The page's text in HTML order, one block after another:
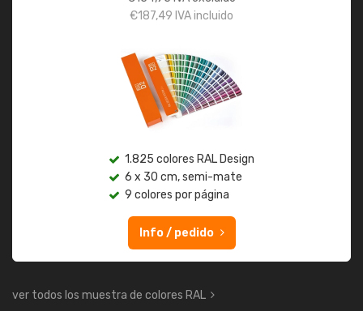
€187,49 IVA incluido
1.825 colores RAL Design
6 x 30 cm, semi-mate
9 colores por página
Info / pedido
ver todos los muestra de colores RAL